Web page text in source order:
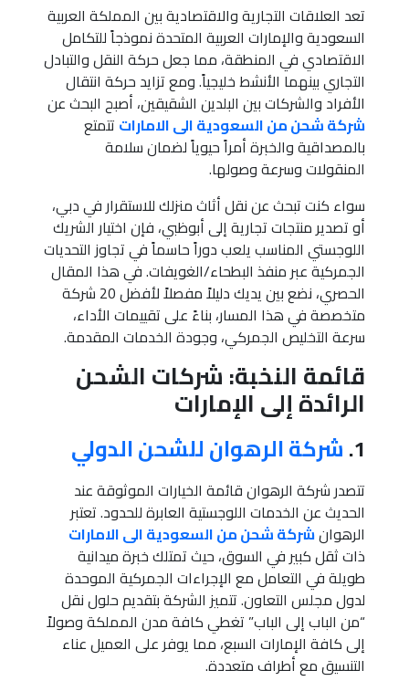
تعد العلاقات التجارية والاقتصادية بين المملكة العربية
السعودية والإمارات العربية المتحدة نموذجاً للتكامل
الاقتصادي في المنطقة، مما جعل حركة النقل والتبادل
التجاري بينهما الأنشط خليجياً. ومع تزايد حركة انتقال
الأفراد والشركات بين البلدين الشقيقين، أصبح البحث عن
شركة شحن من السعودية الى الامارات تتمتع
بالمصداقية والخبرة أمراً حيوياً لضمان سلامة
المنقولات وسرعة وصولها.
سواء كنت تبحث عن نقل أثاث منزلك للاستقرار في دبي،
أو تصدير منتجات تجارية إلى أبوظبي، فإن اختيار الشريك
اللوجستي المناسب يلعب دوراً حاسماً في تجاوز التحديات
الجمركية عبر منفذ البطحاء/الغويفات. في هذا المقال
الحصري، نضع بين يديك دليلاً مفصلاً لأفضل 20 شركة
متخصصة في هذا المسار، بناءً على تقييمات الأداء،
سرعة التخليص الجمركي، وجودة الخدمات المقدمة.
قائمة النخبة: شركات الشحن
الرائدة إلى الإمارات
1. شركة الرهوان للشحن الدولي
تتصدر شركة الرهوان قائمة الخيارات الموثوقة عند
الحديث عن الخدمات اللوجستية العابرة للحدود. تعتبر
الرهوانشركة شحن من السعودية الى الامارات
ذات ثقل كبير في السوق، حيث تمتلك خبرة ميدانية
طويلة في التعامل مع الإجراءات الجمركية الموحدة
لدول مجلس التعاون. تتميز الشركة بتقديم حلول نقل
“من الباب إلى الباب” تغطي كافة مدن المملكة وصولاً
إلى كافة الإمارات السبع، مما يوفر على العميل عناء
التنسيق مع أطراف متعددة.